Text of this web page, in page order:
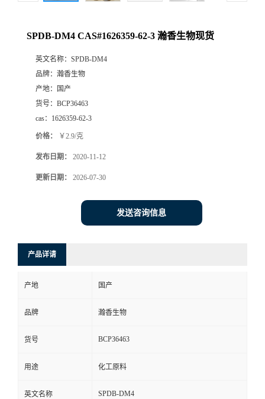
SPDB-DM4 CAS#1626359-62-3 瀚香生物现货
英文名称： SPDB-DM4
品牌： 瀚香生物
产地：
国产
货号： BCP36463
cas： 1626359-62-3
价格： ￥2.9/克
发布日期： 2020-11-12
更新日期： 2026-07-30
发送咨询信息
产品详请
产地 国产
品牌 瀚香生物
货号 BCP36463
用途 化工原料
英文名称 SPDB-DM4